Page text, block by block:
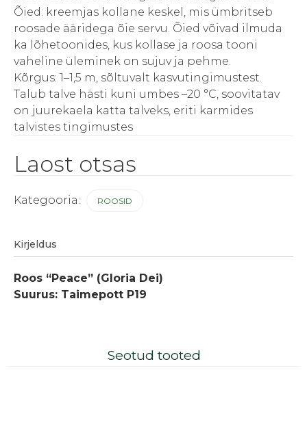
Õied: kreemjas kollane keskel, mis ümbritseb
roosade ääridega õie servu. Õied võivad ilmuda
ka lõhetoonides, kus kollase ja roosa tooni
vaheline üleminek on sujuv ja pehme.
Kõrgus: 1–1,5 m, sõltuvalt kasvutingimustest.
Talub talve hästi kuni umbes –20 °C, soovitatav
on juurekaela katta talveks, eriti karmides
talvistes tingimustes
Laost otsas
Kategooria: ROOSID
Kirjeldus
Roos “Peace” (Gloria Dei)
Suurus: Taimepott P19
Seotud tooted